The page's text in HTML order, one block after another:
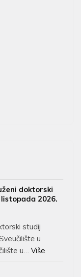
doktorski
2026.
studij
u
u… Više